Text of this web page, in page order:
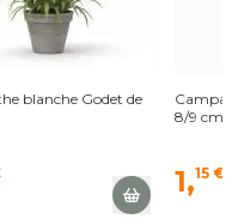
blanche Godet de
8/9 cm
1,15 €